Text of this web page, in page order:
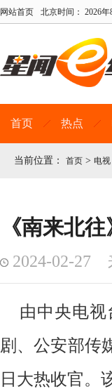
网站首页 北京时间： 2026
首页 热点
当前位置： 首页 > 电视
《南来北
2024-02-27
由中央电
剧、公安部传
日大热收官。